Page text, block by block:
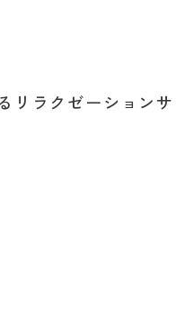
リラクゼーション